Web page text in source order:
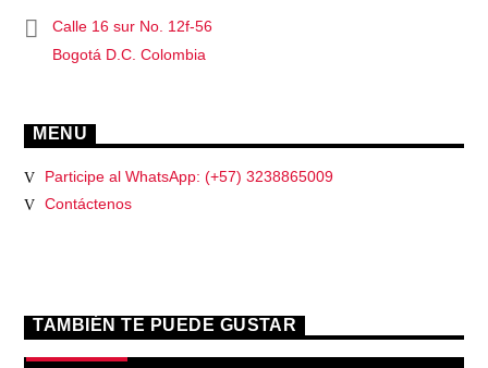
Calle 16 sur No. 12f-56
Bogotá D.C. Colombia
MENU
Participe al WhatsApp: (+57) 3238865009
Contáctenos
TAMBIÉN TE PUEDE GUSTAR